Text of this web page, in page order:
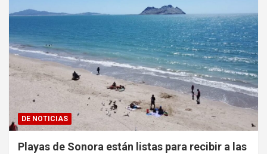
DE NOTICIAS
Playas de Sonora están listas para recibir a las